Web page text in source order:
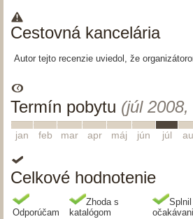
Cestovná kancelária
Autor tejto recenzie uviedol, že
Termín pobytu (júl
jan feb mar apr máj jún júl
Celkové hodnotenie
Odporúčam
Zhoda s
katalógom
Splnil